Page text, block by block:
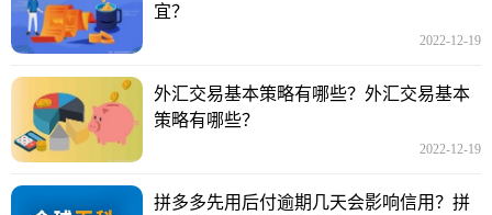
宜？
2022-12-19
外汇交易基本策略有哪些？外汇交易基本
策略有哪些？
2022-12-19
拼多多先用后付逾期几天会影响信用？拼